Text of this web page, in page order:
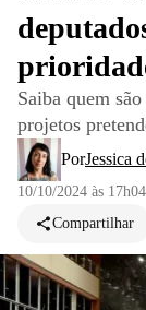
Saiba quem
projetos
PorJessica
10/10/2024 às 17h04
Compartilhar